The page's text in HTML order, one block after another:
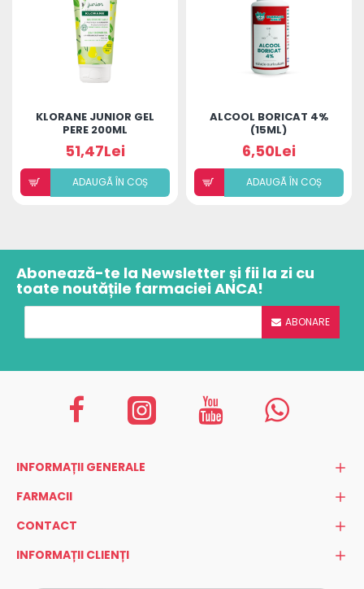
KLORANE JUNIOR GEL
PERE 200ML
51,47Lei
ADAUGÃ ÎN COȘ
ALCOOL BORICAT 4%
(15ML)
6,50Lei
ADAUGÃ ÎN COȘ
Abonează-te la Newsletter și fii la zi cu
toate noutățile farmaciei ANCA!
ABONARE
INFORMAȚII GENERALE
FARMACII
CONTACT
INFORMAȚII CLIENȚI